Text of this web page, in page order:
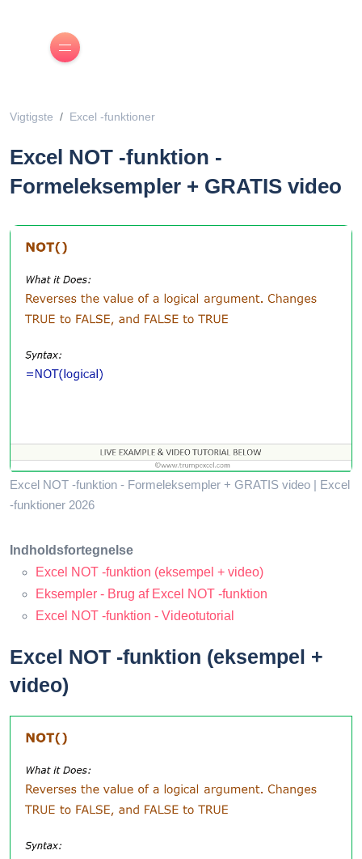
Vigtigste Excel -funktioner
Excel NOT -funktion -
Formeleksempler + GRATIS video
Excel NOT -funktion - Formeleksempler + GRATIS video | Excel
-funktioner 2026
Indholdsfortegnelse
Excel NOT -funktion (eksempel + video)
Eksempler - Brug af Excel NOT -funktion
Excel NOT -funktion - Videotutorial
Excel NOT -funktion (eksempel +
video)